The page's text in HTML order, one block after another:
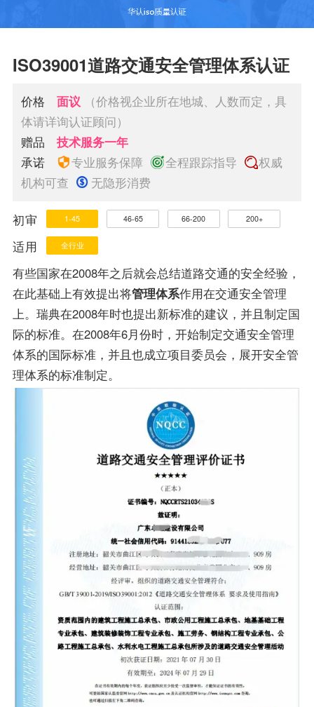
ISO39001道路交通安全管理体系认证
价格 面议
（价格视企业所在地城、人数而定，具
体请详询认证顾问）
赠品
技术服务一年
承诺
专业服务保障 全程跟踪指导
权威
机构可查
无隐形消费
初审 1-45 46-65 66-200 200+
适用 全行业
有些国家在2008年之后就会总结道路交通的安全经验，
在此基础上有效提出将管理体系作用在交通安全管理
上。瑞典在2008年时也提出新标准的建议，并且制定国
际的标准。在2008年6月份时，开始制定交通安全管理
体系的国际标准，并且也成立项目委员会，展开安全管
理体系的标准制定。